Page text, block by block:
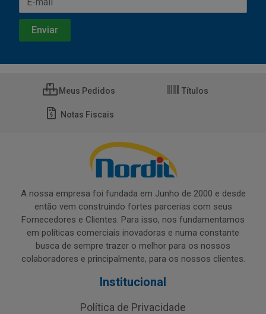
Meus Pedidos Títulos
Notas Fiscais
A nossa empresa foi fundada em Junho de 2000 e desde
então vem construindo fortes parcerias com seus
Fornecedores e Clientes. Para isso, nos fundamentamos
em políticas comerciais inovadoras e numa constante
busca de sempre trazer o melhor para os nossos
colaboradores e principalmente, para os nossos clientes.
Institucional
Política de Privacidade